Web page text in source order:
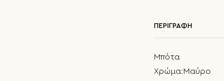
ΠΕΡΙΓΡΑΦΗ
Μπότα
Χρώμα:Μαύρο